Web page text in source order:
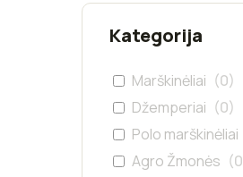
Kategorija
Marškinėliai (0)
Džemperiai (0)
Polo marškinėliai
Agro Žmonės (0